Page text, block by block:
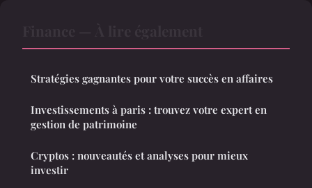
Stratégies gagnantes pour votre succès en affaires
Investissements à paris : trouvez votre expert en
gestion de patrimoine
Cryptos : nouveautés et analyses pour mieux
investir